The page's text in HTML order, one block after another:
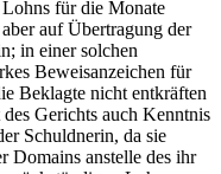
für die Monate
auf Übertragung der
in einer solchen
Beweisanzeichen für
Beklagte nicht entkräften
Gerichts auch Kenntnis
Schuldnerin, da sie
Domains anstelle des ihr